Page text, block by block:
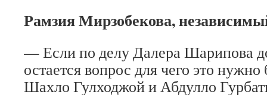
Рамзия Мирзобекова,
— Если по делу Далера Шарипова
остается вопрос для чего это
Шахло Гулходжой и Абдулло